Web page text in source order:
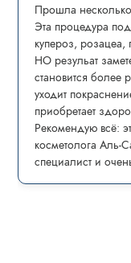
Прошла несколько
Эта процедура
купepoз, рoзацеа,
НО резульат
становится
уходит
приобретает
Рекомендую всё:
косметолога
специалист и